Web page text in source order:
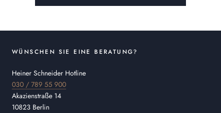
WÜNSCHEN SIE EINE BERATUNG?
Heiner Schneider Hotline
030 / 789 55 900
Akazienstraße 14
10823 Berlin